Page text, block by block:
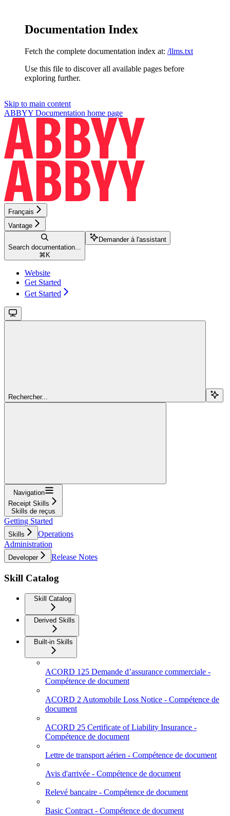
Documentation Index
Fetch the complete documentation index at: /llms.txt
Use this file to discover all available pages before
exploring further.
Skip to main content
ABBYY Documentation home page
Français
Vantage
Search documentation...
⌘ K
Demander à l'assistant
Website
Get Started
Get Started
Rechercher...
Navigation
Receipt Skills
Skills de reçus
Getting Started
Skills
Operations
Administration
Developer Release Notes
Skill Catalog
Skill Catalog
Derived Skills
Built-in Skills
ACORD 125 Demande d’assurance commerciale -
Compétence de document
ACORD 2 Automobile Loss Notice - Compétence de
document
ACORD 25 Certificate of Liability Insurance -
Compétence de document
Lettre de transport aérien - Compétence de document
Avis d'arrivée - Compétence de document
Relevé bancaire - Compétence de document
Basic Contract - Compétence de document